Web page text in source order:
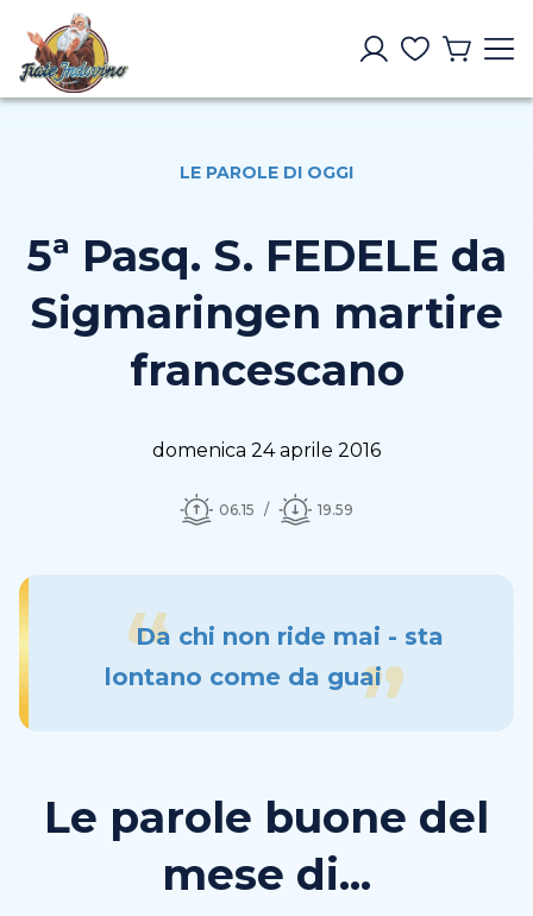
LE PAROLE DI OGGI
5ª Pasq. S. FEDELE da
Sigmaringen martire
francescano
domenica 24 aprile 2016
06.15 19.59
Da chi non ride mai - sta
lontano come da guai
Le parole buone del
mese di...